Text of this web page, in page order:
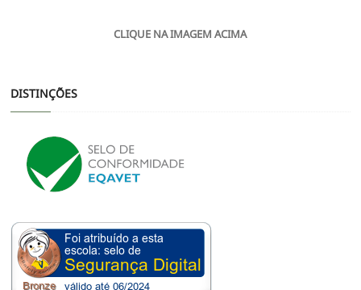
CLIQUE NA IMAGEM ACIMA
DISTINÇÕES